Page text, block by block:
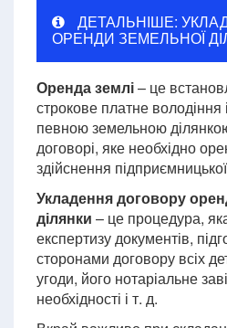
ДЕТАЛЬНІШЕ:
ОРЕНДИ ЗЕМЕЛЬНОЇ
Оренда землі– це
строкове платне володіння
певною земельною
договорі, яке необхідно
здійснення
Укладення договору
ділянки – це процедура,
експертизу документів,
сторонами договору всіх
угоди, його нотаріальне
необхідності і т. д.